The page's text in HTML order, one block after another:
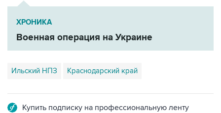
ХРОНИКА
Военная операция на Украине
Ильский НПЗ Краснодарский край
Купить подписку на профессиональную ленту